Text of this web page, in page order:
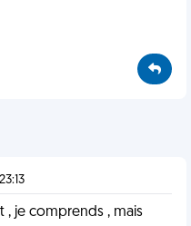
, je comprends , mais